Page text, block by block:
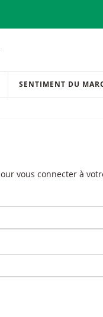
SENTIMENT DU
vous connecter à